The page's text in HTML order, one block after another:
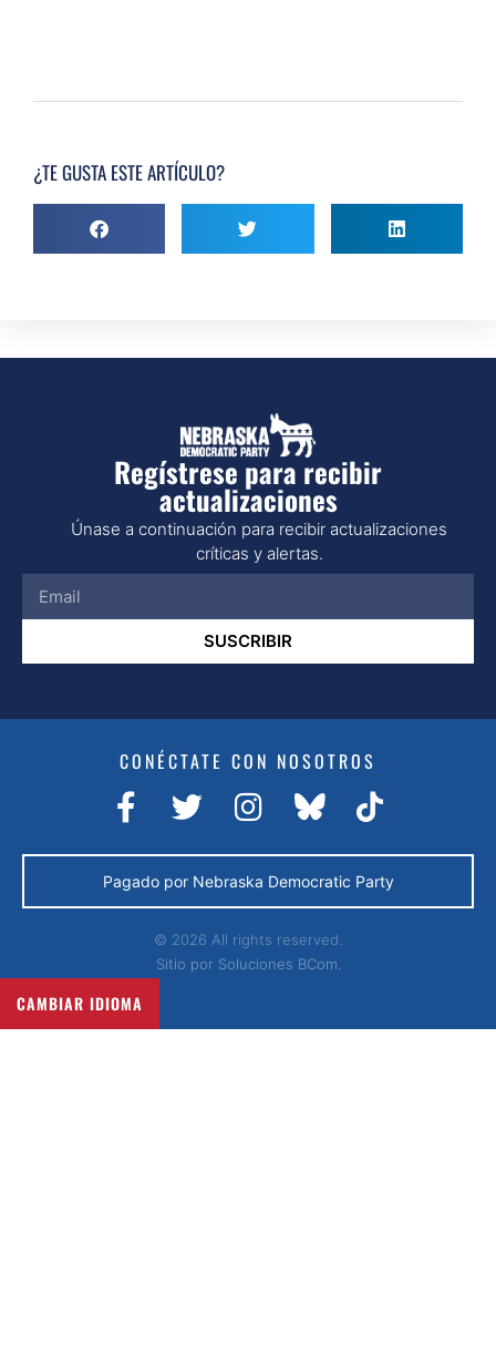
¿TE GUSTA ESTE ARTÍCULO?
Regístrese para recibir
actualizaciones
Únase a continuación para recibir actualizaciones
críticas y alertas.
SUSCRIBIR
CONÉCTATE CON NOSOTROS
Pagado por Nebraska Democratic Party
© 2026 All rights reserved.
Sitio por Soluciones BCom.
CAMBIAR IDIOMA